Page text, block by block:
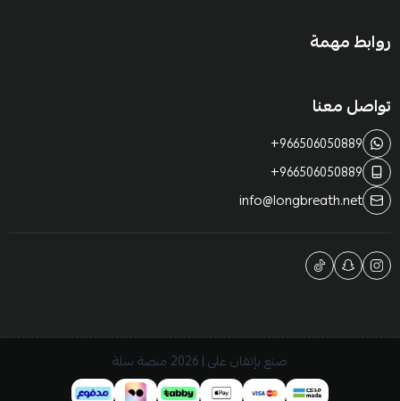
روابط مهمة
تواصل معنا
+966506050889
+966506050889
info@longbreath.net
صنع بإتقان على | 2026 منصة سلة